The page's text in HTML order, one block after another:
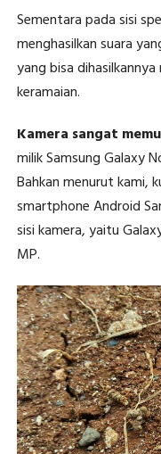
Sementara pada sisi
menghasilkan suara
yang bisa
keramaian.
Kamera sangat
milik Samsung Galaxy
Bahkan menurut kami,
smartphone Android
sisi kamera, yaitu
MP.